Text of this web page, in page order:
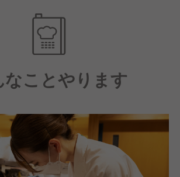
なことやります